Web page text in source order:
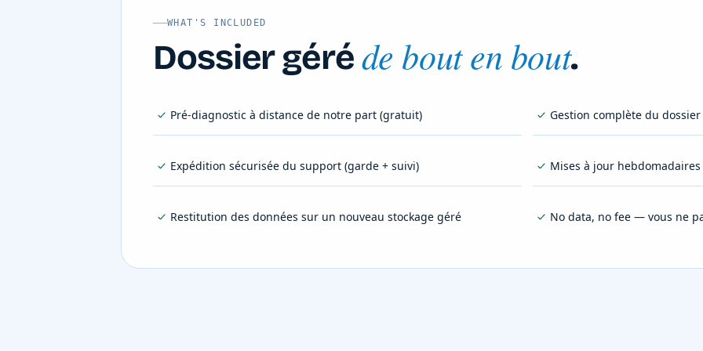
WHAT'S INCLUDED
Dossier géréde bout en bout.
Pré-diagnostic à distance de notre part (gratuit) Gestion complète du
Expédition sécurisée du support (garde + suivi) Mises à jour
Restitution des données sur un nouveau stockage géré No data, no fee — vous ne